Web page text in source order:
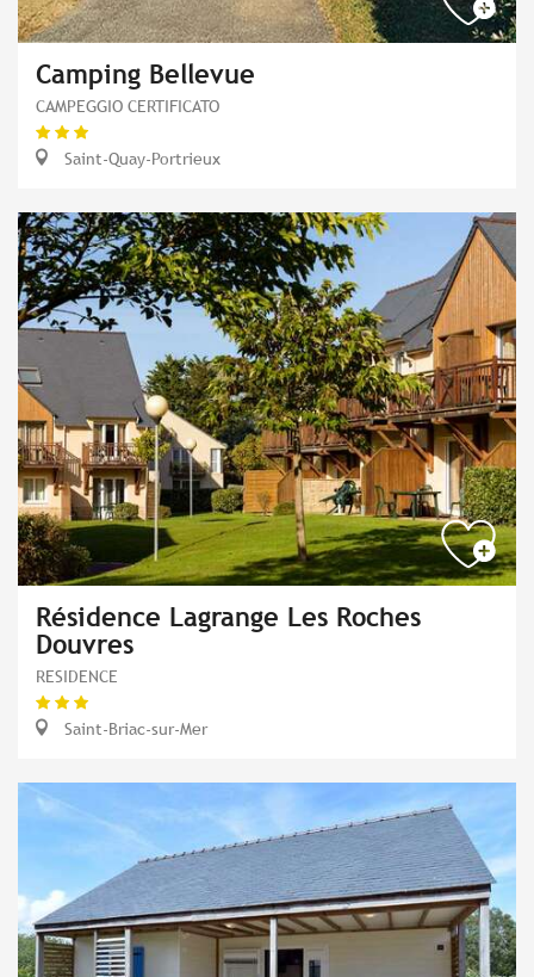
Camping Bellevue
CAMPEGGIO CERTIFICATO
Saint-Quay-Portrieux
Résidence Lagrange Les Roches
Douvres
RESIDENCE
Saint-Briac-sur-Mer